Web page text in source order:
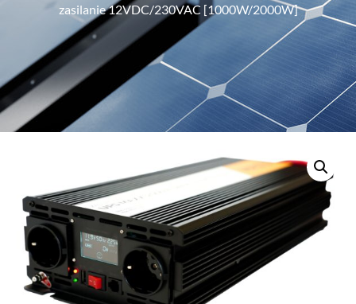
zasilanie 12VDC/230VAC [1000W/2000W]